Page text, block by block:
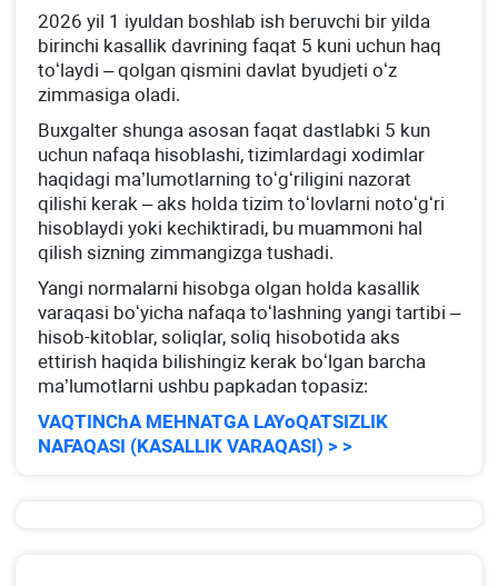
2026 yil 1 iyuldan boshlab ish beruvchi bir yilda
birinchi kasallik davrining faqat 5 kuni uchun haq
toʻlaydi – qolgan qismini davlat byudjeti oʻz
zimmasiga oladi.
Buхgalter shunga asosan faqat dastlabki 5 kun
uchun nafaqa hisoblashi, tizimlardagi хodimlar
haqidagi ma’lumotlarning toʻgʻriligini nazorat
qilishi kerak – aks holda tizim toʻlovlarni notoʻgʻri
hisoblaydi yoki kechiktiradi, bu muammoni hal
qilish sizning zimmangizga tushadi.
Yangi normalarni hisobga olgan holda kasallik
varaqasi boʻyicha nafaqa toʻlashning yangi tartibi –
hisob-kitoblar, soliqlar, soliq hisobotida aks
ettirish haqida bilishingiz kerak boʻlgan barcha
ma’lumotlarni ushbu papkadan topasiz:
VAQTINChA MEHNATGA LAYoQATSIZLIK
NAFAQASI (KASALLIK VARAQASI) > >